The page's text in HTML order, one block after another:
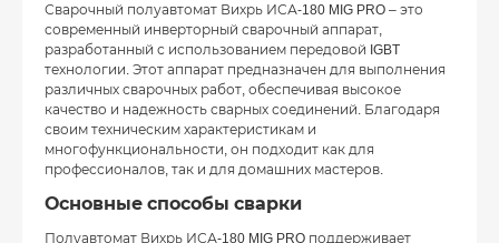
Сварочный полуавтомат Вихрь ИСА-180 MIG PRO – это
современный инверторный сварочный аппарат,
разработанный с использованием передовой IGBT
технологии. Этот аппарат предназначен для выполнения
различных сварочных работ, обеспечивая высокое
качество и надежность сварных соединений. Благодаря
своим техническим характеристикам и
многофункциональности, он подходит как для
профессионалов, так и для домашних мастеров.
Основные способы сварки
Полуавтомат Вихрь ИСА-180 MIG PRO поддерживает